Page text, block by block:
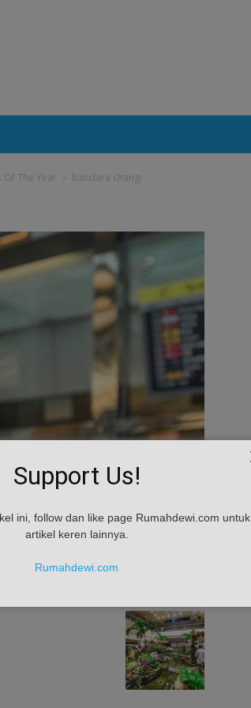
The Year bandara changi
Support Us!
ini, follow dan like page Rumahdewi.com untuk
artikel keren lainnya.
Rumahdewi.com